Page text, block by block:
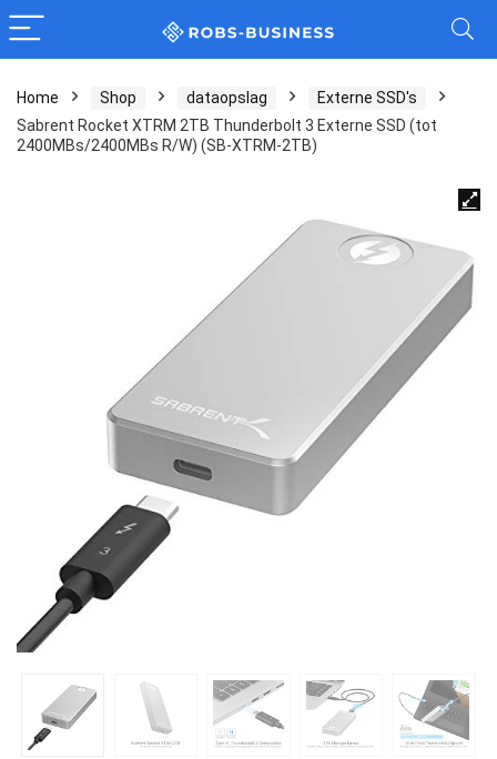
Home Shop dataopslag
Externe SSD's
Sabrent Rocket XTRM 2TB Thunderbolt 3 Externe SSD (tot
2400MBs/2400MBs R/W) (SB-XTRM-2TB)